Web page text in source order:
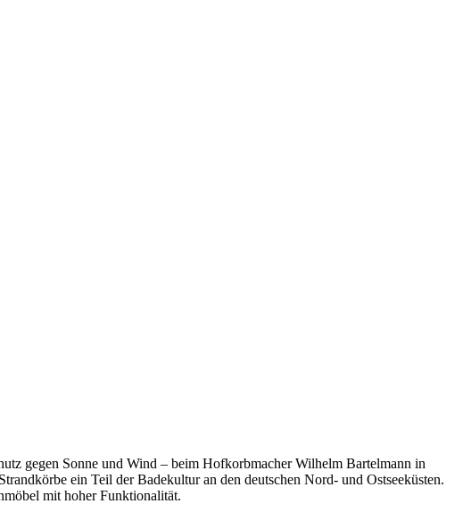
gegen Sonne und Wind – beim Hofkorbmacher Wilhelm Bartelmann in
ein Teil der Badekultur an den deutschen Nord- und Ostseeküsten.
mit hoher Funktionalität.